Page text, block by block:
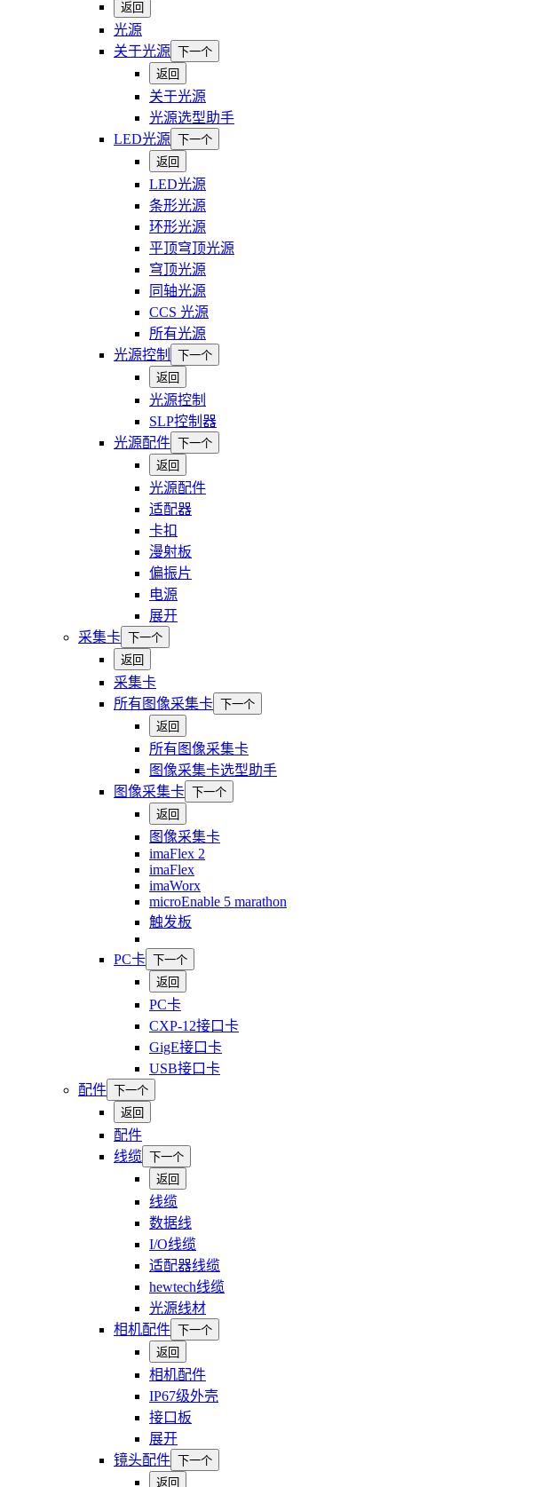
返回
光源
关于光源
下一个
返回
关于光源
光源选型助手
LED光源
下一个
返回
LED光源
条形光源
环形光源
平顶穹顶光源
穹顶光源
同轴光源
CCS 光源
所有光源
光源控制
下一个
返回
光源控制
SLP控制器
光源配件
下一个
返回
光源配件
适配器
卡扣
漫射板
偏振片
电源
展开
采集卡
下一个
返回
采集卡
所有图像采集卡
下一个
返回
所有图像采集卡
图像采集卡选型助手
图像采集卡
下一个
返回
图像采集卡
imaFlex 2
imaFlex
imaWorx
microEnable 5 marathon
触发板
PC卡
下一个
返回
PC卡
CXP-12接口卡
GigE接口卡
USB接口卡
配件
下一个
返回
配件
线缆
下一个
返回
线缆
数据线
I/O线缆
适配器线缆
hewtech线缆
光源线材
相机配件
下一个
返回
相机配件
IP67级外壳
接口板
展开
镜头配件
下一个
返回